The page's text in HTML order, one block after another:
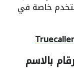
خاصة في
بالاسم